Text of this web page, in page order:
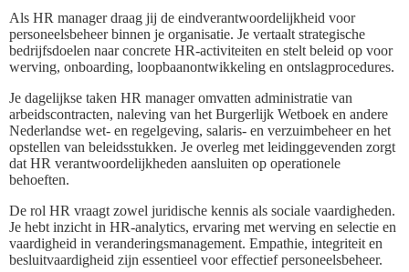
Als HR manager draag jij de eindverantwoordelijkheid voor
personeelsbeheer binnen je organisatie. Je vertaalt strategische
bedrijfsdoelen naar concrete HR-activiteiten en stelt beleid op voor
werving, onboarding, loopbaanontwikkeling en ontslagprocedures.
Je dagelijkse taken HR manager omvatten administratie van
arbeidscontracten, naleving van het Burgerlijk Wetboek en andere
Nederlandse wet- en regelgeving, salaris- en verzuimbeheer en het
opstellen van beleidsstukken. Je overleg met leidinggevenden zorgt
dat HR verantwoordelijkheden aansluiten op operationele
behoeften.
De rol HR vraagt zowel juridische kennis als sociale vaardigheden.
Je hebt inzicht in HR-analytics, ervaring met werving en selectie en
vaardigheid in veranderingsmanagement. Empathie, integriteit en
besluitvaardigheid zijn essentieel voor effectief personeelsbeheer.